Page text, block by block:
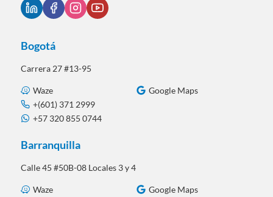
Bogotá
Carrera 27 #13-95
Waze
Google Maps
+(601) 371 2999
+57 320 855 0744
Barranquilla
Calle 45 #50B-08 Locales 3 y 4
Waze
Google Maps